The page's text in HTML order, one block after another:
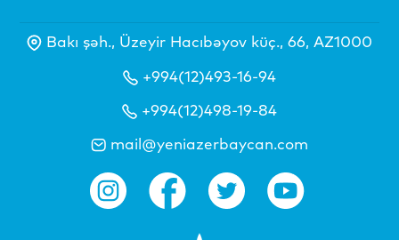
Bakı şəh., Üzeyir Hacıbəyov küç., 66, AZ1000
+994(12)493-16-94
+994(12)498-19-84
mail@yeniazerbaycan.com